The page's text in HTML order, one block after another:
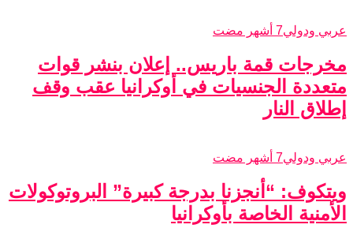
عربي ودولي7 أشهر مضت
مخرجات قمة باريس.. إعلان بنشر قوات
متعددة الجنسيات في أوكرانيا عقب وقف
إطلاق النار
عربي ودولي7 أشهر مضت
ويتكوف: “أنجزنا بدرجة كبيرة” البروتوكولات
الأمنية الخاصة بأوكرانيا